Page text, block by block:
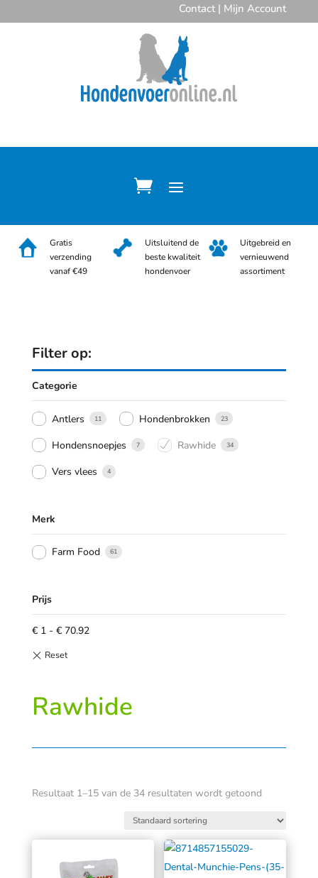
Contact| Mijn Account
Gratis
verzending
vanaf €49
Uitsluitend de
beste kwaliteit
hondenvoer
Uitgebreid en
vernieuwend
assortiment
Filter op:
Categorie
Antlers 11 Hondenbrokken 23
Hondensnoepjes 7 Rawhide 34
Vers vlees 4
Merk
Farm Food 61
Prijs
€ 1- € 70.92
Rawhide
Resultaat 1–15 van de 34 resultaten wordt getoond